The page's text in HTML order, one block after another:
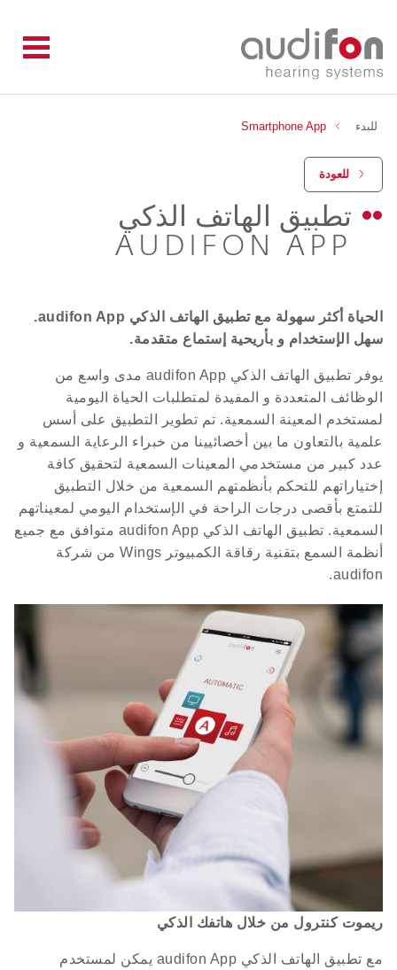
للبدء Smartphone App
للعودة
تطبيق الهاتف الذكي
AUDIFON APP
الحياة أكثر سهولة مع تطبيق الهاتف الذكي audifon App.
سهل الإستخدام و بأريحية إستماع متقدمة.
يوفر تطبيق الهاتف الذكي audifon App مدى واسع من
الوظائف المتعددة و المفيدة لمتطلبات الحياة اليومية
لمستخدم المعينة السمعية. تم تطوير التطبيق على أسس
علمية بالتعاون ما بين أخصائيينا من خبراء الرعاية السمعية و
عدد كبير من مستخدمي المعينات السمعية لتحقيق كافة
إختياراتهم للتحكم بأنظمتهم السمعية من خلال التطبيق
للتمتع بأقصى درجات الراحة في الإستخدام اليومي لمعيناتهم
السمعية. تطبيق الهاتف الذكي audifon App متوافق مع جميع
أنظمة السمع بتقنية رقاقة الكمبيوتر Wings من شركة
audifon.
ريموت كنترول من خلال هاتفك الذكي
مع تطبيق الهاتف الذكي audifon App يمكن لمستخدم